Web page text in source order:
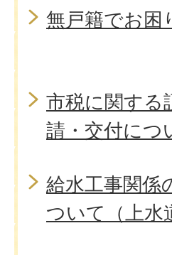
無戸籍でお困
市税に関する
請・交付につ
給水工事関係
ついて（上水